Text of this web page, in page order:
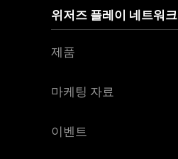
위저즈 플레이 네트워크
제품
마케팅 자료
이벤트